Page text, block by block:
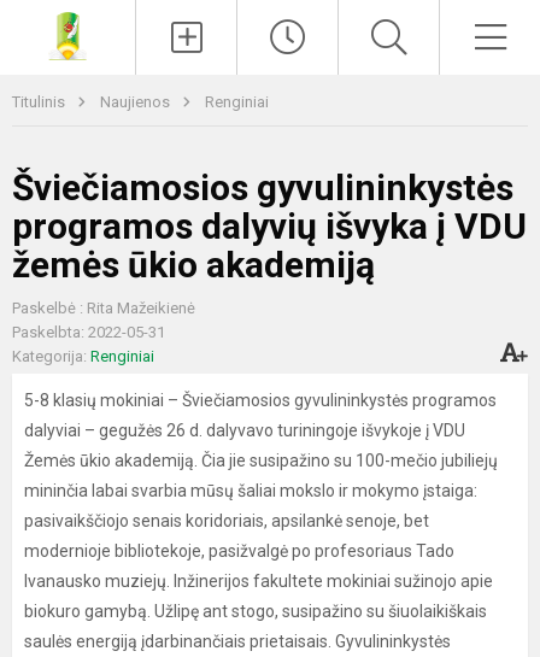
Titulinis Naujienos Renginiai
Šviečiamosios gyvulininkystės
programos dalyvių išvyka į VDU
žemės ūkio akademiją
Paskelbė : Rita Mažeikienė
Paskelbta: 2022-05-31
Kategorija: Renginiai
5-8 klasių mokiniai – Šviečiamosios gyvulininkystės programos
dalyviai – gegužės 26 d. dalyvavo turiningoje išvykoje į VDU
Žemės ūkio akademiją. Čia jie susipažino su 100-mečio jubiliejų
mininčia labai svarbia mūsų šaliai mokslo ir mokymo įstaiga:
pasivaikščiojo senais koridoriais, apsilankė senoje, bet
modernioje bibliotekoje, pasižvalgė po profesoriaus Tado
Ivanausko muziejų. Inžinerijos fakultete mokiniai sužinojo apie
biokuro gamybą. Užlipę ant stogo, susipažino su šiuolaikiškais
saulės energiją įdarbinančiais prietaisais. Gyvulininkystės